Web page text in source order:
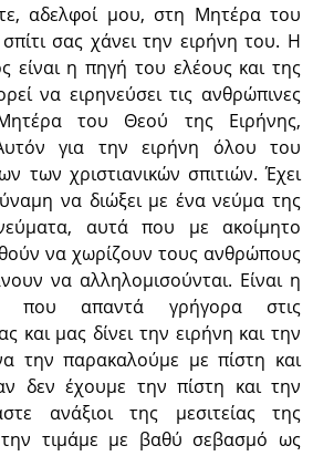
αδελφοί μου, στη Μητέρα του
σας χάνει την ειρήνη του. Η
είναι η πηγή του ελέους και της
να ειρηνεύσει τις ανθρώπινες
του Θεού της Ειρήνης,
για την ειρήνη όλου του
των χριστιανικών σπιτιών. Έχει
να διώξει με ένα νεύμα της
αυτά που με ακοίμητο
να χωρίζουν τους ανθρώπους
να αλληλομισούνται. Είναι η
που απαντά γρήγορα στις
και μας δίνει την ειρήνη και την
την παρακαλούμε με πίστη και
δεν έχουμε την πίστη και την
ανάξιοι της μεσιτείας της
τιμάμε με βαθύ σεβασμό ως